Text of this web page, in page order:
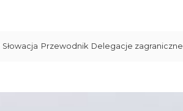
Słowacja Przewodnik Delegacje zagraniczne